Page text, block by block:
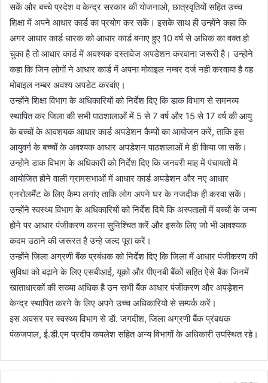
सकें और बच्चे प्रदेश व केन्द्र सरकार की योजनाओ, छात्रवृतियों सहित उच्च
शिक्षा में अपने आधार कार्ड का प्रयोग कर सकें। इसके साथ ही उन्होंने कहा कि
अगर आधार कार्ड धारक को आधार कार्ड बनाए हुए 10 वर्ष से अधिक का वक्त हो
चुका है तो आधार कार्ड में अवश्यक दस्तावेज अपडेशन करवाना जरूरी है। उन्होने
कहा कि जिन लोगों ने आधार कार्ड में अपना मोवाइल नम्बर दर्ज नही करवाया है वह
मोबाइल नम्बर अवश्य अपडेट करवांए।
उन्होंने शिक्षा विभाग के अधिकारियों को निर्देश दिए कि डाक विभाग से समनव्य
स्थापित कर जिला की सभी पाठशालाओं में 5 से 7 वर्ष और 15 से 17 वर्ष की आयु
के बच्चों के आवशयक आधार कार्ड अपडेशन कैम्पों का आयोजन करें, ताकि इस
आयुवर्ग के बच्चों के अवश्यक आधार अपडेशन पाठशालाओं मे ही किया जा सकें।
उन्होने डाक विभाग के अधिकारी को निर्देश दिए कि जनवरी माह में पंचायतों में
आयोजित होने वाली ग्रामसभाओं में आधार कार्ड अपडेशन और नए आधार
एनरोलमैंट के लिए कैम्प लगांए ताकि लोग अपने घर के नजदीक ही करवा सकें।
उन्होंने स्वस्थ्य विभाग के अधिकारियों को निर्देश दिये कि अस्पतालों में बच्चों के जन्म
होने पर आधार पंजीकरण करना सुनिश्चित करें और इसके लिए जो भी आवश्यक
कदम उठाने की जरूरत है उन्हे जल्द पूरा करें।
उन्होंने जिला अग्रणी बैंक प्रबंधक को निर्देश दिए कि जिला में आधार पंजीकरण की
सुविधा को बढ़ाने के लिए एसबीआई, यूको और पीएनबी बैंकों सहित ऐेसे बैंक जिनमें
खाताधारकों की सख्या अधिक है उन सभी बैंक आधार पंजीकरण और अपड़ेशन
केन्द्र स्थापित करने के लिए अपने उच्च अधिकारियो से सम्पर्क करें।
इस अवसर पर स्वस्थ्य विभाग से डॅा. जगदीश, जिला अग्रणी बैंक प्रंबधक
पंकजपाल, ई.डी.एम प्रदीप कपलेश सहित अन्य विभागों के अधिकारी उपस्थित रहे।